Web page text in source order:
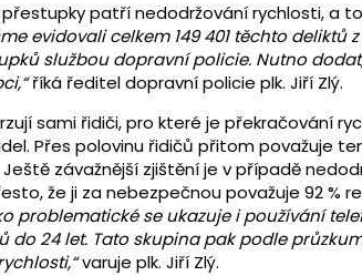
patří nedodržování rychlosti, a
evidovali celkem 149 401 těchto deliktů
službou dopravní policie. Nutno
říká ředitel dopravní policie plk. Jiří Zlý.
sami řidiči, pro které je překračování
Přes polovinu řidičů přitom považuje
závažnější zjištění je v případě
že ji za nebezpečnou považuje 92 %
problematické se ukazuje i používání
do 24 let. Tato skupina pak podle
varuje plk. Jiří Zlý.